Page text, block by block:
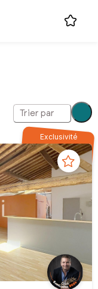
Trier par
Exclusivité